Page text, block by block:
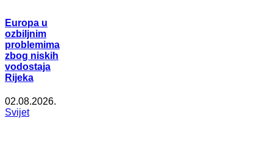
Europa u
ozbiljnim
problemima
zbog niskih
vodostaja
Rijeka
02.08.2026.
Svijet